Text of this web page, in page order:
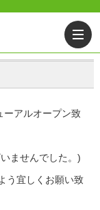
ーアルオープン致
ませんでした。)
う宜しくお願い致